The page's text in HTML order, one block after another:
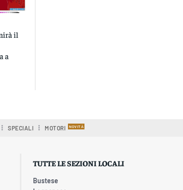
il
a
SPECIALI MOTORI
TUTTE LE SEZIONI LOCALI
Bustese